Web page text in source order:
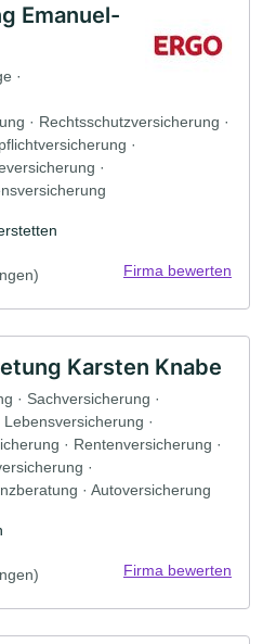
Emanuel-
·
· Rechtsschutzversicherung ·
·
·
Firma bewerten
Karsten Knabe
· Sachversicherung ·
·
· Rentenversicherung ·
·
· Autoversicherung
Firma bewerten